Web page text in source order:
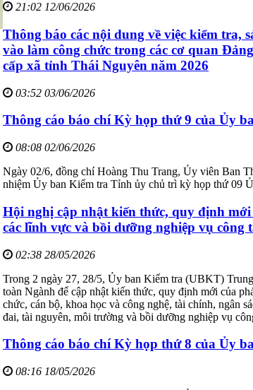
21:02 12/06/2026
Thông báo các nội dung về việc kiểm tra,
vào làm công chức trong các cơ quan
cấp xã tỉnh Thái Nguyên năm 2026
03:52 03/06/2026
Thông cáo báo chí Kỳ họp thứ 9 của Ủy
08:08 02/06/2026
Ngày 02/6, đồng chí Hoàng Thu Trang, Ủy viên Ban
nhiệm Ủy ban Kiểm tra Tỉnh ủy chủ trì kỳ họp thứ 09
Hội nghị cập nhật kiến thức, quy định
các lĩnh vực và bồi dưỡng nghiệp vụ công
02:38 28/05/2026
Trong 2 ngày 27, 28/5, Ủy ban Kiểm tra (UBKT)
toàn Ngành để cập nhật kiến thức, quy định mới của
chức, cán bộ, khoa học và công nghệ, tài chính, ngân
đai, tài nguyên, môi trường và bồi dưỡng nghiệp vụ
Thông cáo báo chí Kỳ họp thứ 8 của Ủy
08:16 18/05/2026